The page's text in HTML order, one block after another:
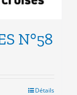
N°58
Détails